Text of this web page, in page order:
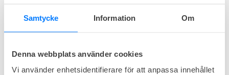
Samtycke Information Om
Denna webbplats använder cookies
Vi använder enhetsidentifierare för att anpassa innehållet
På Storgatan 9 mitt i Jönköping ligger Dospace Östra Storgatan,
ett kontorshotell i ljus, modern stil med generösa gemensamma